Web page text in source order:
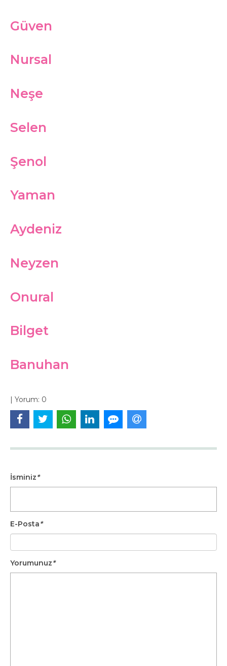
Güven
Nursal
Neşe
Selen
Şenol
Yaman
Aydeniz
Neyzen
Onural
Bilget
Banuhan
| Yorum: 0
İsminiz*
E-Posta*
Yorumunuz*